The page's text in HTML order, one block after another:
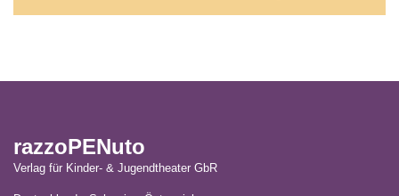
razzoPENuto
Verlag für Kinder- & Jugendtheater GbR